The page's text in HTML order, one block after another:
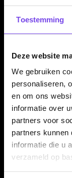
Toestemming
Deze website
We gebruiken
personaliseren,
en om ons
informatie over
partners voor
partners kunnen
informatie die u
verzameld op
Milled grip en
✓
Verkrijgbaar in
Dartpijl Materiaal:
Dartpijl Gewicht:
Dartpijl Kleur:
Barrel profiel:
Neus:Tapered